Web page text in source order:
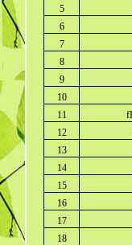
5
6
7
8
9
10
11
12
13
14
15
16
17
18